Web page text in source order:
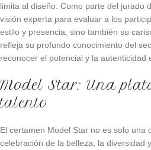
limita al diseño. Como parte del jurado
visión experta para evaluar a los
estilo y presencia, sino también su
refleja su profundo conocimiento del
reconocer el potencial y la autenticidad
Model Star: Una
talento
El certamen Model Star no es solo una
celebración de la belleza, la diversidad